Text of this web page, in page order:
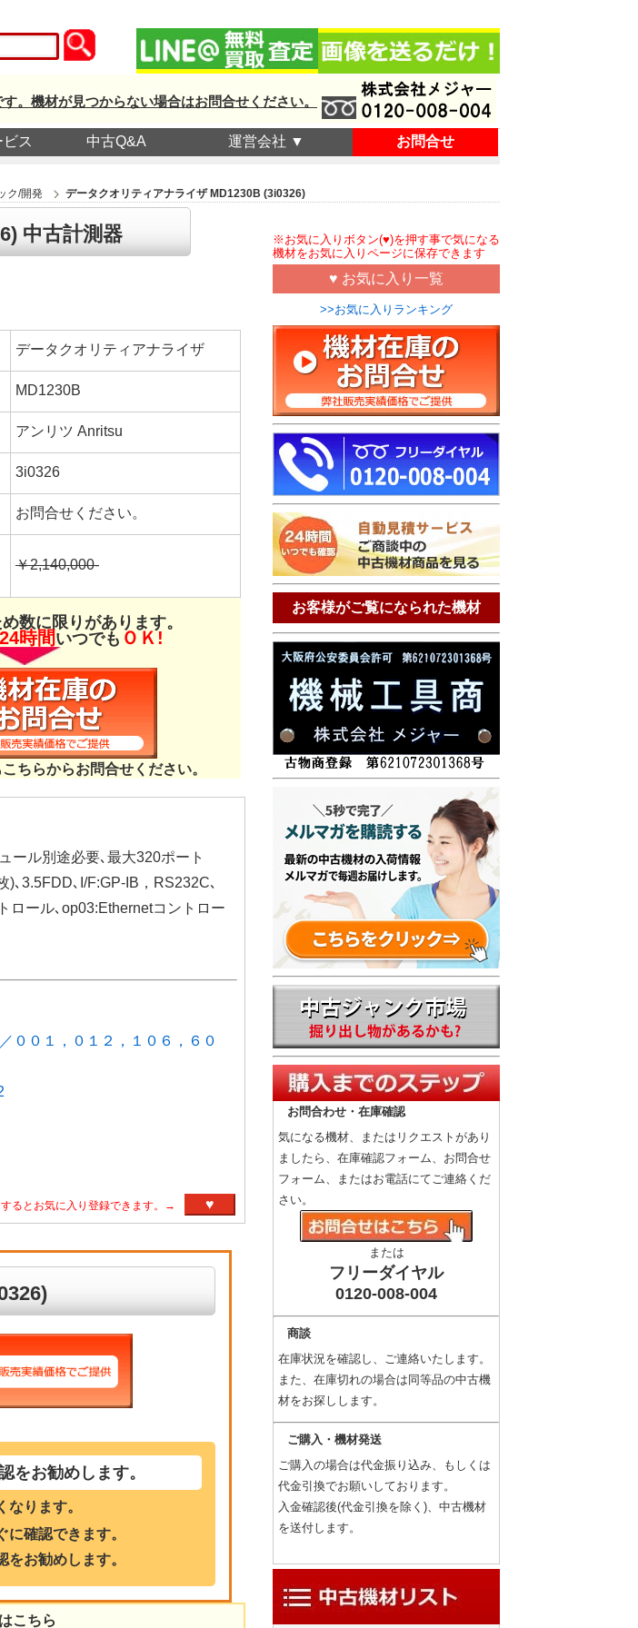
。機材が見つからない場合はお問合せください。
ス 中古Q&A 運営会社 ▼ お問合せ
ク/開発 データクオリティアナライザ MD1230B (3i0326)
中古計測器
データクオリティアナライザ
MD1230B
アンリツ Anritsu
3i0326
お問合せください。
￥2,140,000-
数に限りがあります。
24時間 いつでも ＯＫ!
ちらからお問合せください。
ール別途必要､最大320ポート
､3.5FDD､I/F:GP-IB，RS232C､
ロール､op03:Ethernetコントロー
００１，０１２，１０６，６０
るとお気に入り登録できます。→ ♥
をお勧めします。
ります。
に確認できます。
お勧めします。
こちら
※お気に入りボタン(♥)を押す事で気になる
機材をお気に入りページに保存できます
♥ お気に入り一覧
>>お気に入りランキング
お客様がご覧になられた機材
お問合わせ・在庫確認
気になる機材、またはリクエストがあり
ましたら、在庫確認フォーム、お問合せ
フォーム、またはお電話にてご連絡くだ
さい。
または
フリーダイヤル
0120-008-004
商談
在庫状況を確認し、ご連絡いたします。
また、在庫切れの場合は同等品の中古機
材をお探しします。
ご購入・機材発送
ご購入の場合は代金振り込み、もしくは
代金引換でお願いしております。
入金確認後(代金引換を除く)、中古機材
を送付します。